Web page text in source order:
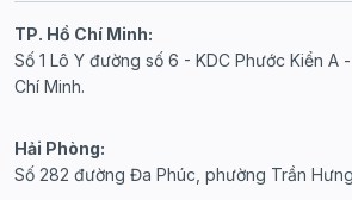
TP. Hồ Chí Minh:
Số 1 Lô Y đường số 6 - KDC Phước Kiển A
Chí Minh.
Hải Phòng:
Số 282 đường Đa Phúc, phường Trần